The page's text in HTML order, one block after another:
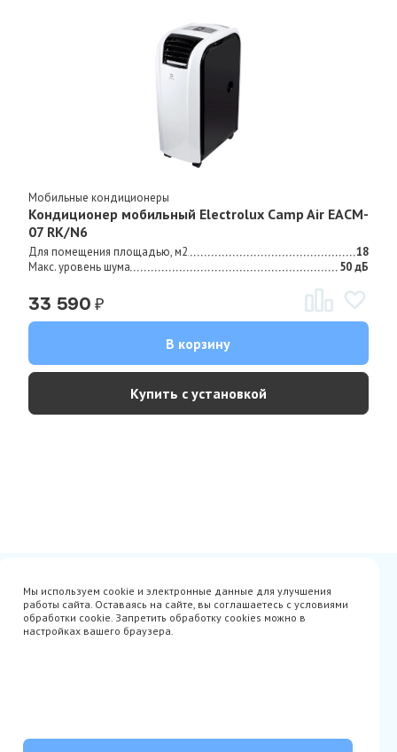
Мобильные кондиционеры
Кондиционер мобильный Electrolux Camp Air EACM-
07 RK/N6
Для помещения площадью, м2
18
Макс. уровень шума
50 дБ
33 590 ₽
В корзину
Купить с установкой
Avito
Акции
Гарантия
Оплата
Производители
Мы используем cookie и электронные данные для улучшения
работы сайта. Оставаясь на сайте, вы соглашаетесь с условиями
обработки cookie. Запретить обработку cookies можно в
настройках вашего браузера.